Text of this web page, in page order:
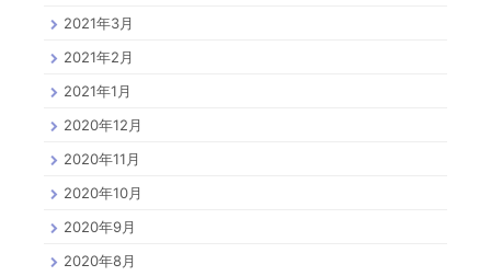
2021年3月
2021年2月
2021年1月
2020年12月
2020年11月
2020年10月
2020年9月
2020年8月